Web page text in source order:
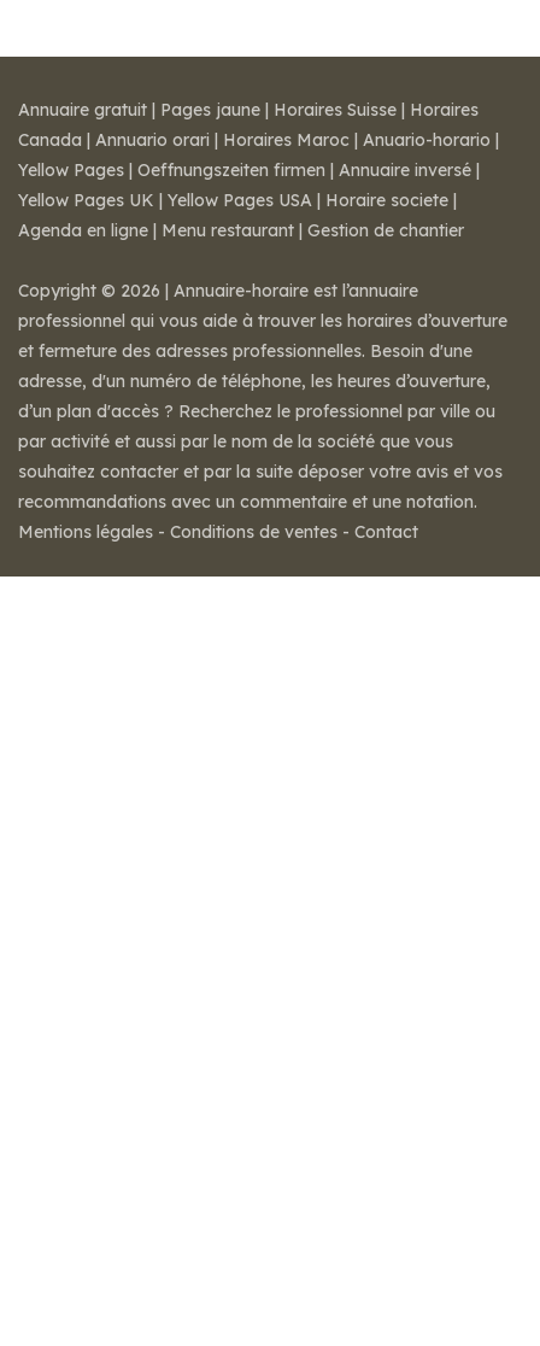
Annuaire gratuit | Pages jaune | Horaires Suisse | Horaires
Canada | Annuario orari | Horaires Maroc | Anuario-horario |
Yellow Pages | Oeffnungszeiten firmen | Annuaire inversé |
Yellow Pages UK | Yellow Pages USA | Horaire societe |
Agenda en ligne | Menu restaurant | Gestion de chantier
Copyright © 2026 | Annuaire-horaire est l’annuaire
professionnel qui vous aide à trouver les horaires d’ouverture
et fermeture des adresses professionnelles. Besoin d'une
adresse, d'un numéro de téléphone, les heures d’ouverture,
d’un plan d'accès ? Recherchez le professionnel par ville ou
par activité et aussi par le nom de la société que vous
souhaitez contacter et par la suite déposer votre avis et vos
recommandations avec un commentaire et une notation.
Mentions légales - Conditions de ventes - Contact